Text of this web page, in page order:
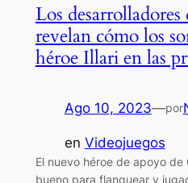
Los
revelan cómo los
héroe Illari en las
Ago 10, 2023—por
en Videojuegos
El nuevo héroe de apoyo
bueno para flanquear y